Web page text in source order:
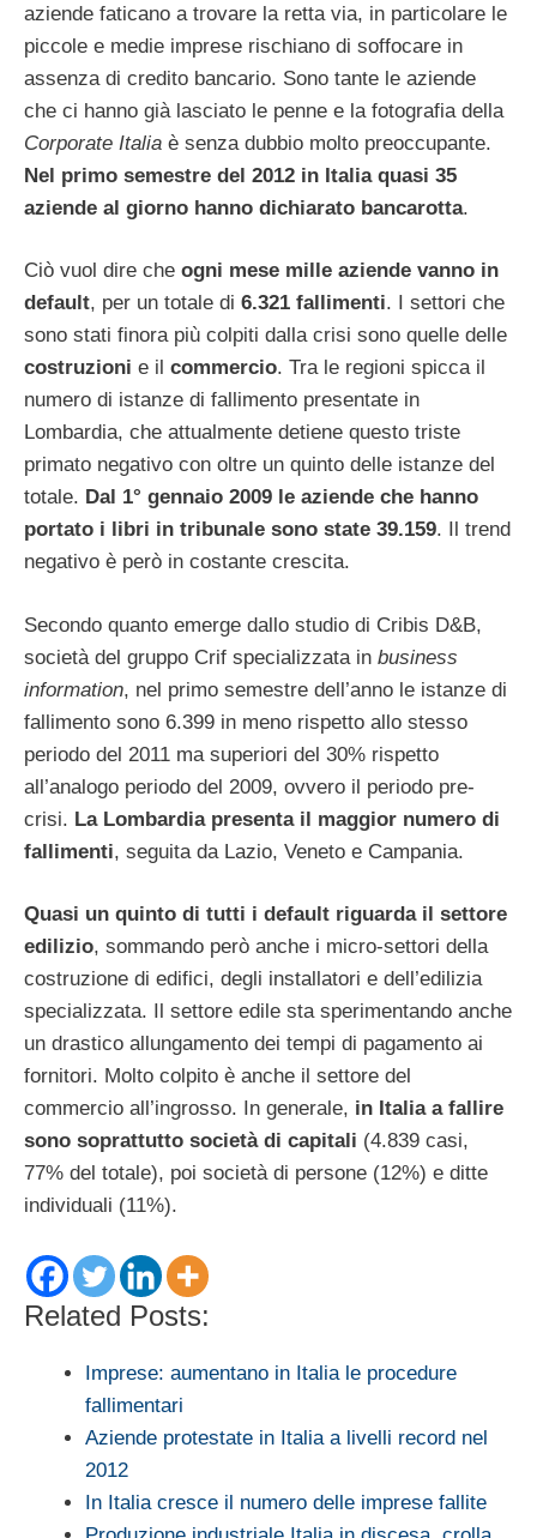
aziende faticano a trovare la retta via, in particolare le
piccole e medie imprese rischiano di soffocare in
assenza di credito bancario. Sono tante le aziende
che ci hanno già lasciato le penne e la fotografia della
Corporate Italia è senza dubbio molto preoccupante.
Nel primo semestre del 2012 in Italia quasi 35
aziende al giorno hanno dichiarato bancarotta.
Ciò vuol dire che ogni mese mille aziende vanno in
default, per un totale di 6.321 fallimenti. I settori che
sono stati finora più colpiti dalla crisi sono quelle delle
costruzioni e il commercio. Tra le regioni spicca il
numero di istanze di fallimento presentate in
Lombardia, che attualmente detiene questo triste
primato negativo con oltre un quinto delle istanze del
totale. Dal 1° gennaio 2009 le aziende che hanno
portato i libri in tribunale sono state 39.159. Il trend
negativo è però in costante crescita.
Secondo quanto emerge dallo studio di Cribis D&B,
società del gruppo Crif specializzata in business
information, nel primo semestre dell’anno le istanze di
fallimento sono 6.399 in meno rispetto allo stesso
periodo del 2011 ma superiori del 30% rispetto
all’analogo periodo del 2009, ovvero il periodo pre-
crisi. La Lombardia presenta il maggior numero di
fallimenti, seguita da Lazio, Veneto e Campania.
Quasi un quinto di tutti i default riguarda il settore
edilizio, sommando però anche i micro-settori della
costruzione di edifici, degli installatori e dell’edilizia
specializzata. Il settore edile sta sperimentando anche
un drastico allungamento dei tempi di pagamento ai
fornitori. Molto colpito è anche il settore del
commercio all’ingrosso. In generale, in Italia a fallire
sono soprattutto società di capitali (4.839 casi,
77% del totale), poi società di persone (12%) e ditte
individuali (11%).
Related Posts:
Imprese: aumentano in Italia le procedure
fallimentari
Aziende protestate in Italia a livelli record nel
2012
In Italia cresce il numero delle imprese fallite